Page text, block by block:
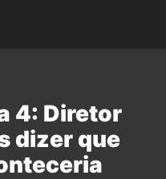
4: Diretor
dizer que